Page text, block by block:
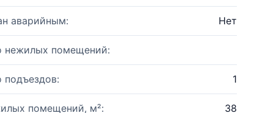
аварийным: Нет
нежилых помещений:
подъездов: 1
помещений, м²: 38